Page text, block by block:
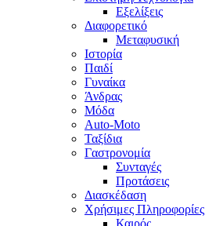
Εξελίξεις
Διαφορετικό
Μεταφυσική
Ιστορία
Παιδί
Γυναίκα
Άνδρας
Μόδα
Auto-Moto
Ταξίδια
Γαστρονομία
Συνταγές
Προτάσεις
Διασκέδαση
Χρήσιμες Πληροφορίες
Καιρός